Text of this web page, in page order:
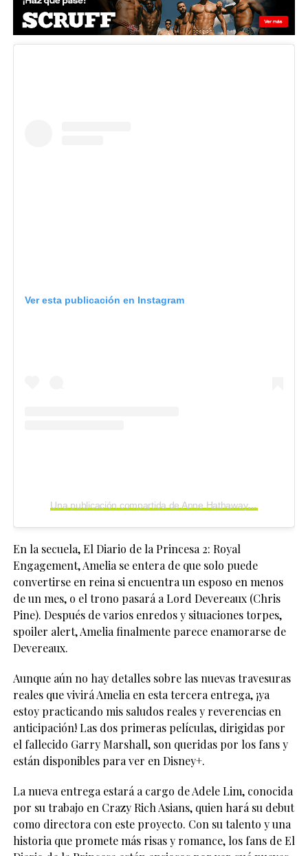
Ver esta publicación en Instagram
Una publicación compartida de Anne Hathaway (@annehathaway)
En la secuela, El Diario de la Princesa 2: Royal
Engagement, Amelia se entera de que solo puede
convertirse en reina si encuentra un esposo en menos
de un mes, o el trono pasará a Lord Devereaux (Chris
Pine). Después de varios enredos y situaciones torpes,
spoiler alert, Amelia finalmente parece enamorarse de
Devereaux.
Aunque aún no hay detalles sobre las nuevas travesuras
reales que vivirá Amelia en esta tercera entrega, ¡ya
estoy practicando mis saludos reales y reverencias en
anticipación! Las dos primeras películas, dirigidas por
el fallecido Garry Marshall, son queridas por los fans y
están disponibles para ver en Disney+.
La nueva entrega estará a cargo de Adele Lim, conocida
por su trabajo en Crazy Rich Asians, quien hará su debut
como directora con este proyecto. Con su talento y una
historia que promete más risas y romance, los fans de El